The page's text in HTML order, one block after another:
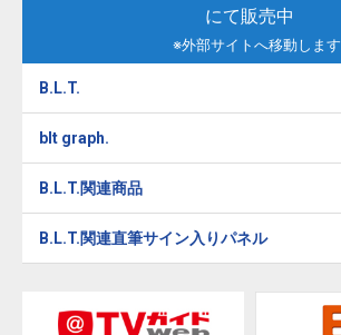
にて販売中
※外部サイトへ移動します
B.L.T.
blt graph.
B.L.T.関連商品
B.L.T.関連直筆サイン入りパネル